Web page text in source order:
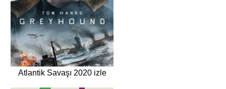
Atlantik Savaşı 2020 izle